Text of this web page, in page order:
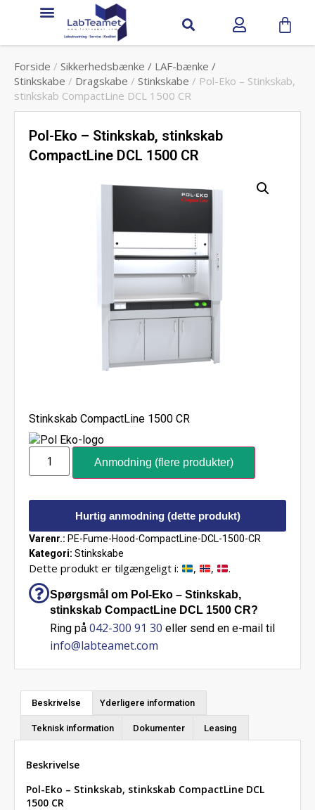
Forside / Sikkerhedsbænke / LAF-bænke /
Stinkskabe / Dragskabe / Stinkskabe / Pol-Eko – Stinkskab,
stinkskab CompactLine DCL 1500 CR
Pol-Eko – Stinkskab, stinkskab
CompactLine DCL 1500 CR
Stinkskab CompactLine 1500 CR
Anmodning (flere produkter)
Hurtig anmodning (dette produkt)
Varenr.: PE-Fume-Hood-CompactLine-DCL-1500-CR
Kategori: Stinkskabe
Dette produkt er tilgængeligt i: , , .
Spørgsmål om Pol-Eko – Stinkskab,
stinkskab CompactLine DCL 1500 CR?
Ring på 042-300 91 30 eller send en e-mail til
info@labteamet.com
Beskrivelse Yderligere information
Teknisk information Dokumenter Leasing
Beskrivelse
Pol-Eko – Stinkskab, stinkskab CompactLine DCL
1500 CR